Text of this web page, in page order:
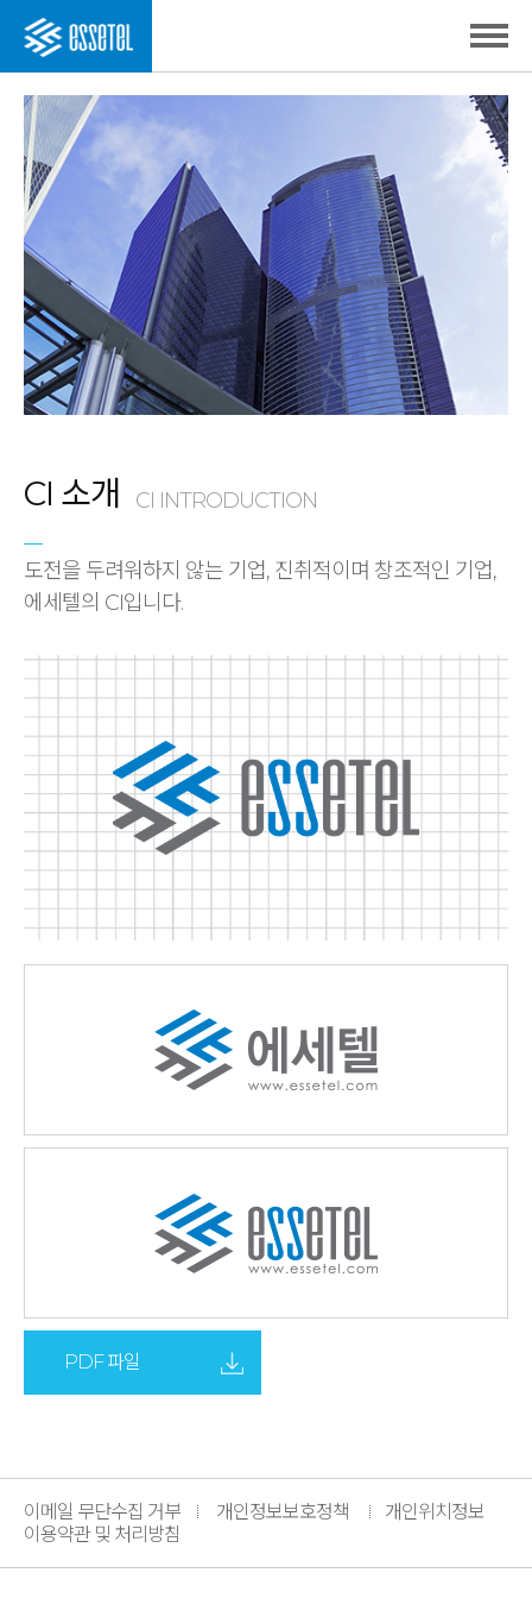
CI 소개 CI INTRODUCTION
도전을 두려워하지 않는 기업, 진취적이며 창조적인 기업,
에세텔의 CI입니다.
PDF 파일
이메일 무단수집 거부 개인정보보호정책
개인위치정보
이용약관 및 처리방침